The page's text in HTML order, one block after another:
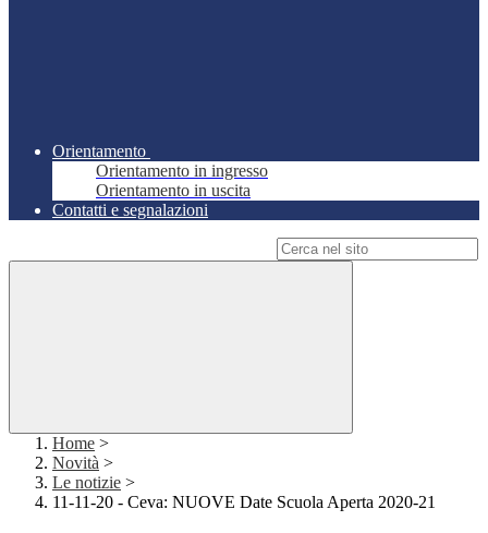
Orientamento
Orientamento in ingresso
Orientamento in uscita
Contatti e segnalazioni
Home >
Novità >
Le notizie >
11-11-20 - Ceva: NUOVE Date Scuola Aperta 2020-21